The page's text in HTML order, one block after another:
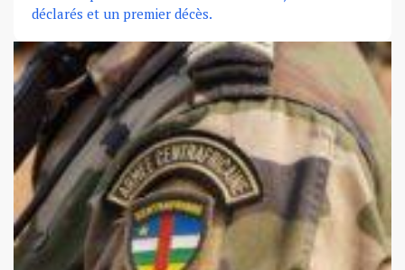
déclarés et un premier décès.